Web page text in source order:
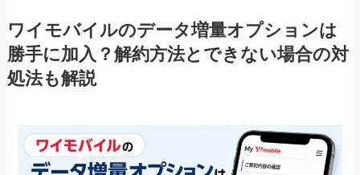
ワイモバイルのデータ増量オプションは
勝手に加入？解約方法とできない場合の対
処法も解説